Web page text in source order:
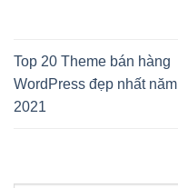
Top 20 Theme bán hàng
WordPress đẹp nhất năm
2021